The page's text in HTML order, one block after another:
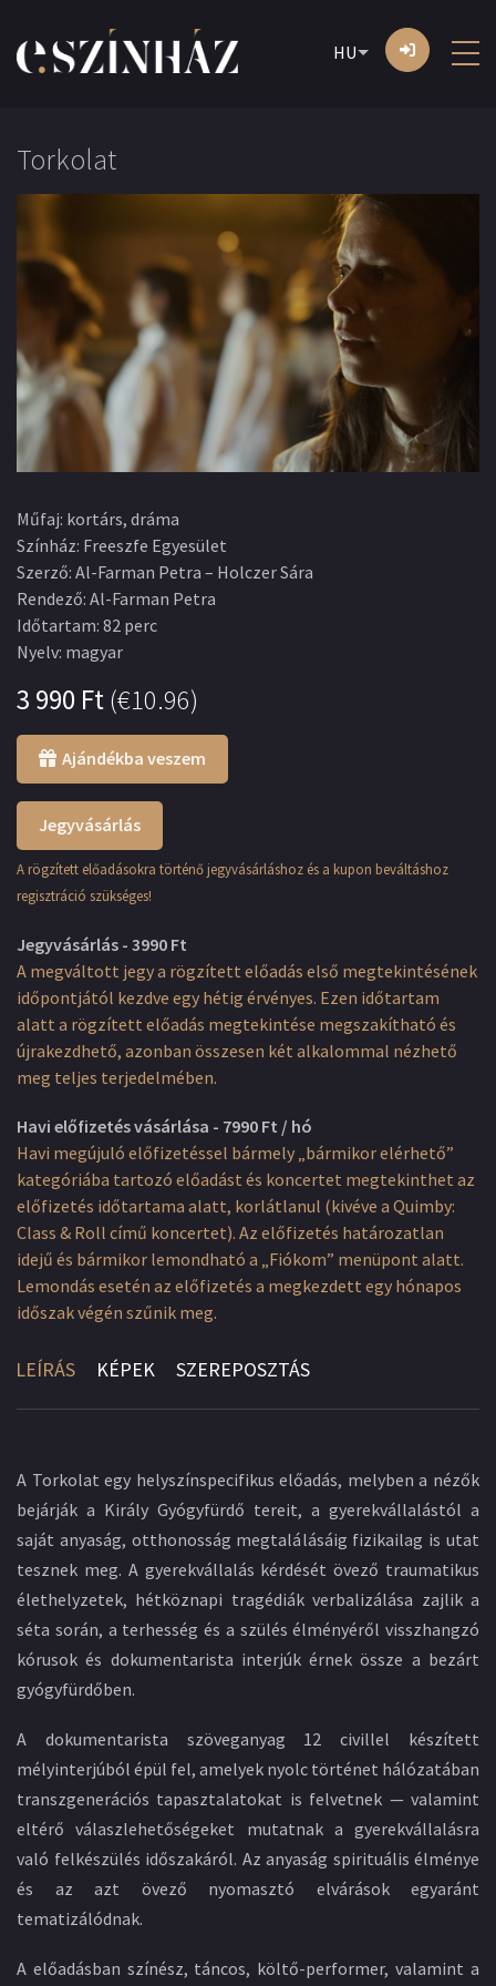
HU
Torkolat
Műfaj: kortárs, dráma
Színház: Freeszfe Egyesület
Szerző: Al-Farman Petra – Holczer Sára
Rendező: Al-Farman Petra
Időtartam: 82 perc
Nyelv: magyar
3 990 Ft(€10.96)
Ajándékba veszem
Jegyvásárlás
A rögzített előadásokra történő jegyvásárláshoz és a kupon beváltáshoz
regisztráció szükséges!
Jegyvásárlás - 3990 Ft
A megváltott jegy a rögzített előadás első megtekintésének
időpontjától kezdve egy hétig érvényes. Ezen időtartam
alatt a rögzített előadás megtekintése megszakítható és
újrakezdhető, azonban összesen két alkalommal nézhető
meg teljes terjedelmében.
Havi előfizetés vásárlása - 7990 Ft / hó
Havi megújuló előfizetéssel bármely „bármikor elérhető”
kategóriába tartozó előadást és koncertet megtekinthet az
előfizetés időtartama alatt, korlátlanul (kivéve a Quimby:
Class & Roll című koncertet). Az előfizetés határozatlan
idejű és bármikor lemondható a „Fiókom” menüpont alatt.
Lemondás esetén az előfizetés a megkezdett egy hónapos
időszak végén szűnik meg.
LEÍRÁS KÉPEK SZEREPOSZTÁS
A Torkolat egy helyszínspecifikus előadás, melyben a nézők
bejárják a Király Gyógyfürdő tereit, a gyerekvállalástól a
saját anyaság, otthonosság megtalálásáig fizikailag is utat
tesznek meg. A gyerekvállalás kérdését övező traumatikus
élethelyzetek, hétköznapi tragédiák verbalizálása zajlik a
séta során, a terhesség és a szülés élményéről visszhangzó
kórusok és dokumentarista interjúk érnek össze a bezárt
gyógyfürdőben.
A dokumentarista szöveganyag 12 civillel készített
mélyinterjúból épül fel, amelyek nyolc történet hálózatában
transzgenerációs tapasztalatokat is felvetnek — valamint
eltérő válaszlehetőségeket mutatnak a gyerekvállalásra
való felkészülés időszakáról. Az anyaság spirituális élménye
és az azt övező nyomasztó elvárások egyaránt
tematizálódnak.
A előadásban színész, táncos, költő-performer, valamint a